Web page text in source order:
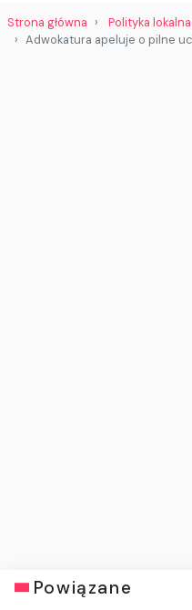
Strona główna
Polityka lokalna
Adwokatura apeluje o pilne
Powiązane